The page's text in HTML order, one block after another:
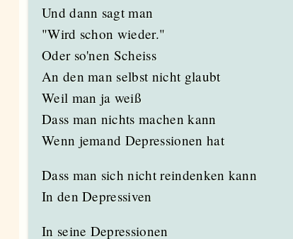
Und dann sagt man
"Wird schon wieder."
Oder so'nen Scheiss
An den man selbst nicht glaubt
Weil man ja weiß
Dass man nichts machen kann
Wenn jemand Depressionen hat
Dass man sich nicht reindenken kann
In den Depressiven
In seine Depressionen